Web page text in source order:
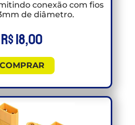
conexão com fios
de diâmetro.
R$18,00
COMPRAR